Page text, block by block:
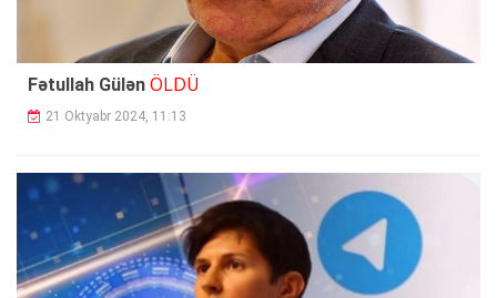
Fətullah Gülən ÖLDÜ
21 Oktyabr 2024, 11:13